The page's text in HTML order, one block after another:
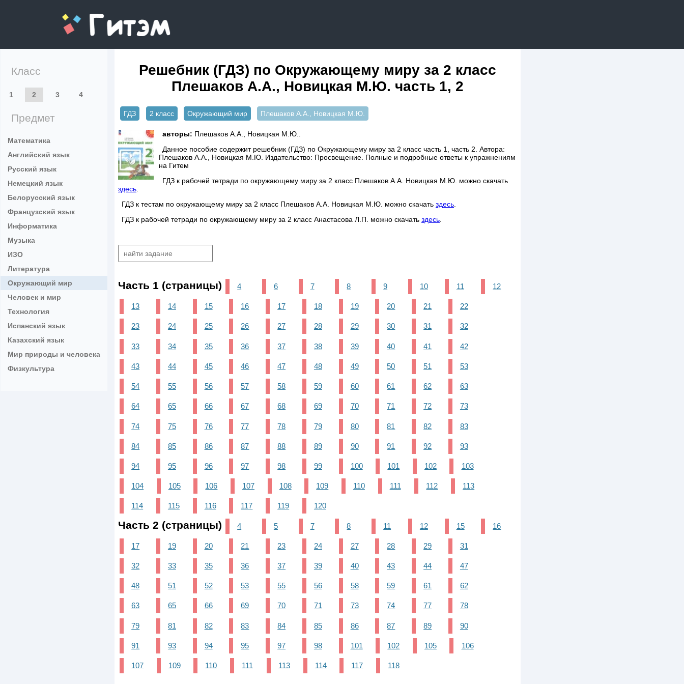
gitem.me
Класс
1 2 3 4
Предмет
Математика
Английский язык
Русский язык
Немецкий язык
Белорусский язык
Французский язык
Информатика
Музыка
ИЗО
Литература
Окружающий мир
Человек и мир
Технология
Испанский язык
Казахский язык
Мир природы и человека
Физкультура
Решебник (ГДЗ) по Окружающему миру за 2 класс
Плешаков А.А., Новицкая М.Ю. часть 1, 2
ГДЗ 2 класс Окружающий мир Плешаков А.А., Новицкая М.Ю.
авторы: Плешаков А.А., Новицкая М.Ю..
Данное пособие содержит решебник (ГДЗ) по Окружающему миру за 2 класс часть 1, часть 2. Автора:
Плешаков А.А., Новицкая М.Ю. Издательство: Просвещение. Полные и подробные ответы к упражнениям
на Гитем
ГДЗ к рабочей тетради по окружающему миру за 2 класс Плешаков А.А. Новицкая М.Ю. можно скачать
здесь.
ГДЗ к тестам по окружающему миру за 2 класс Плешаков А.А. Новицкая М.Ю. можно скачать здесь.
ГДЗ к рабочей тетради по окружающему миру за 2 класс Анастасова Л.П. можно скачать здесь.
Часть 1 (страницы) 4 6 7 8 9 10 11 12
13 14 15 16 17 18 19 20 21 22
23 24 25 26 27 28 29 30 31 32
33 34 35 36 37 38 39 40 41 42
43 44 45 46 47 48 49 50 51 53
54 55 56 57 58 59 60 61 62 63
64 65 66 67 68 69 70 71 72 73
74 75 76 77 78 79 80 81 82 83
84 85 86 87 88 89 90 91 92 93
94 95 96 97 98 99 100 101 102 103
104 105 106 107 108 109 110 111 112 113
114 115 116 117 119 120
Часть 2 (страницы) 4 5 7 8 11 12 15 16
17 19 20 21 23 24 27 28 29 31
32 33 35 36 37 39 40 43 44 47
48 51 52 53 55 56 58 59 61 62
63 65 66 69 70 71 73 74 77 78
79 81 82 83 84 85 86 87 89 90
91 93 94 95 97 98 101 102 105 106
107 109 110 111 113 114 117 118